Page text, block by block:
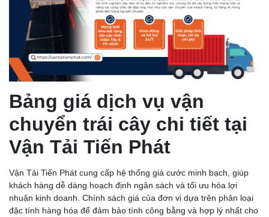
Bảng giá dịch vụ vận
chuyển trái cây chi tiết tại
Vận Tải Tiến Phát
Vận Tải Tiến Phát cung cấp hệ thống giá cước minh bạch, giúp
khách hàng dễ dàng hoạch định ngân sách và tối ưu hóa lợi
nhuận kinh doanh. Chính sách giá của đơn vị dựa trên phân loại
đặc tính hàng hóa để đảm bảo tính công bằng và hợp lý nhất cho